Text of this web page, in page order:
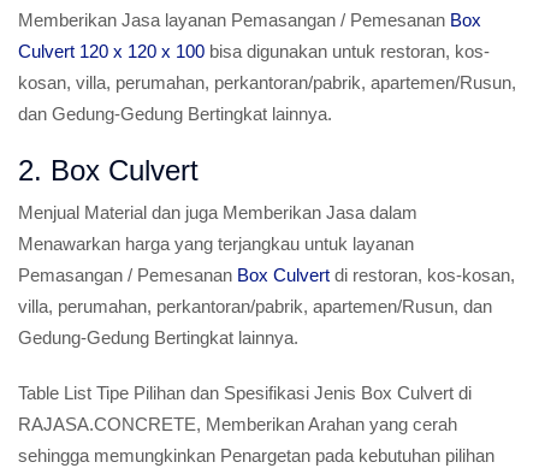
Memberikan Jasa layanan Pemasangan / Pemesanan Box
Culvert 120 x 120 x 100 bisa digunakan untuk restoran, kos-
kosan, villa, perumahan, perkantoran/pabrik, apartemen/Rusun,
dan Gedung-Gedung Bertingkat lainnya.
2. Box Culvert
Menjual Material dan juga Memberikan Jasa dalam
Menawarkan harga yang terjangkau untuk layanan
Pemasangan / Pemesanan Box Culvert di restoran, kos-kosan,
villa, perumahan, perkantoran/pabrik, apartemen/Rusun, dan
Gedung-Gedung Bertingkat lainnya.
Table List Tipe Pilihan dan Spesifikasi Jenis Box Culvert di
RAJASA.CONCRETE, Memberikan Arahan yang cerah
sehingga memungkinkan Penargetan pada kebutuhan pilihan